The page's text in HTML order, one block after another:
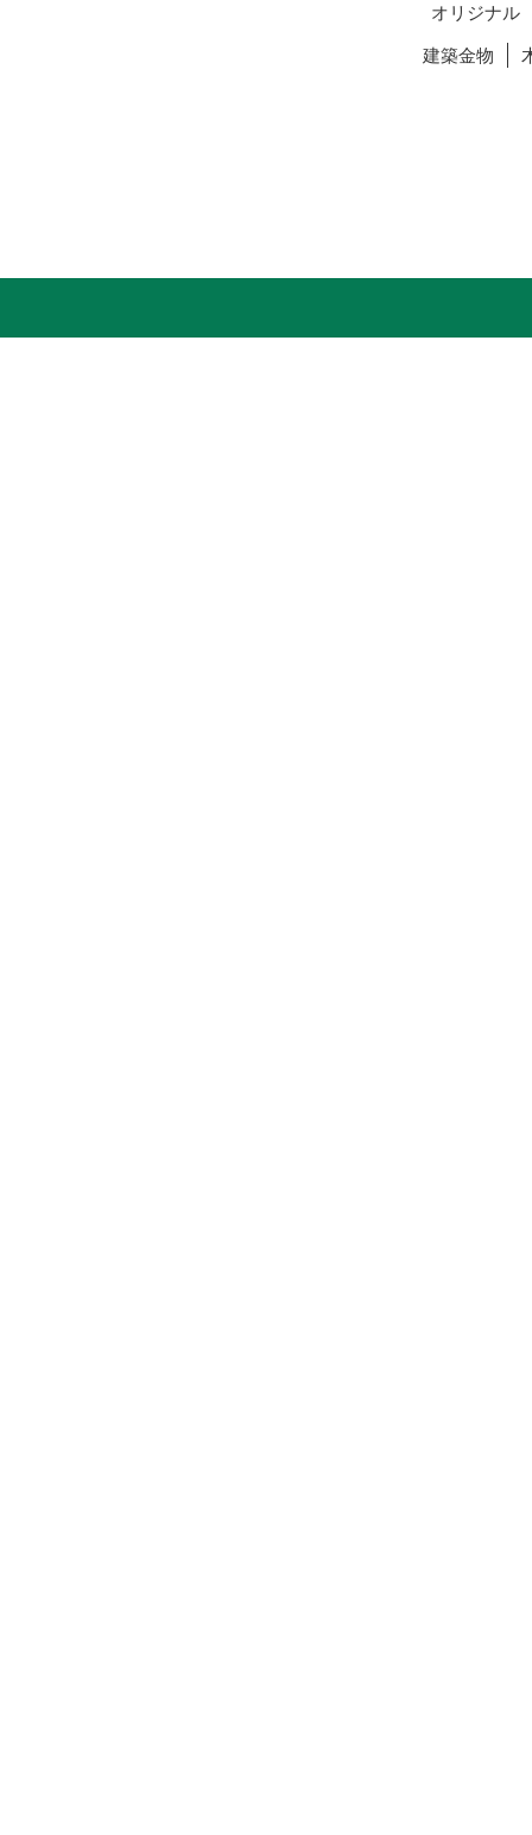
オリジナル
建築金物